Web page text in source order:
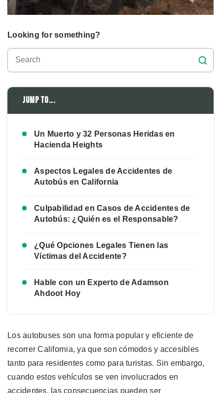
Looking for something?
Jump to...
Un Muerto y 32 Personas Heridas en
Hacienda Heights
Aspectos Legales de Accidentes de
Autobús en California
Culpabilidad en Casos de Accidentes de
Autobús: ¿Quién es el Responsable?
¿Qué Opciones Legales Tienen las
Víctimas del Accidente?
Hable con un Experto de Adamson
Ahdoot Hoy
Los autobuses son una forma popular y eficiente de
recorrer California, ya que son cómodos y accesibles
tanto para residentes como para turistas. Sin embargo,
cuando estos vehículos se ven involucrados en
accidentes, las consecuencias pueden ser